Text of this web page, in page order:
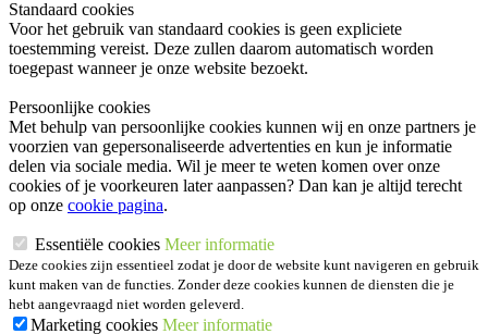
Standaard cookies
Voor het gebruik van standaard cookies is geen expliciete
toestemming vereist. Deze zullen daarom automatisch worden
toegepast wanneer je onze website bezoekt.
Persoonlijke cookies
Met behulp van persoonlijke cookies kunnen wij en onze partners je
voorzien van gepersonaliseerde advertenties en kun je informatie
delen via sociale media. Wil je meer te weten komen over onze
cookies of je voorkeuren later aanpassen? Dan kan je altijd terecht
op onze cookie pagina.
Essentiële cookies Meer informatie
Deze cookies zijn essentieel zodat je door de website kunt navigeren en gebruik
kunt maken van de functies. Zonder deze cookies kunnen de diensten die je
hebt aangevraagd niet worden geleverd.
Marketing cookies Meer informatie